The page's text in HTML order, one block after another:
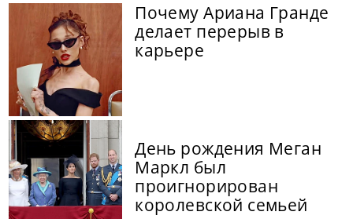
Почему Ариана Гранде
делает перерыв в
карьере
День рождения Меган
Маркл был
проигнорирован
королевской семьей